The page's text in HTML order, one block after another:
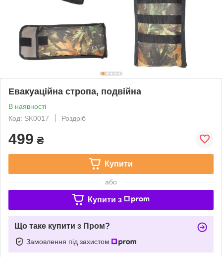
Евакуаційна стропа, подвійна
В наявності
Код: SK0017
Роздріб
499 ₴
Купити
або
Купити з
Що таке купити з Пром?
Замовлення під захистом